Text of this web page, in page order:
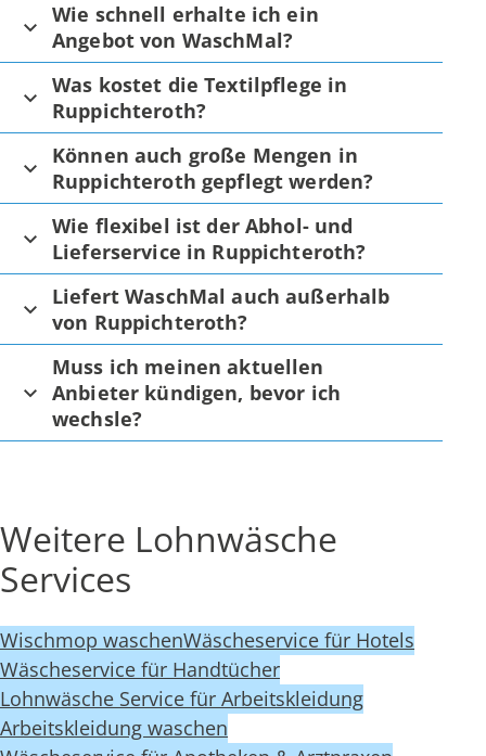
Wie schnell erhalte ich ein
Angebot von WaschMal?
Was kostet die Textilpflege in
Ruppichteroth?
Können auch große Mengen in
Ruppichteroth gepflegt werden?
Wie flexibel ist der Abhol- und
Lieferservice in Ruppichteroth?
Liefert WaschMal auch außerhalb
von Ruppichteroth?
Muss ich meinen aktuellen
Anbieter kündigen, bevor ich
wechsle?
Weitere Lohnwäsche
Services
Wischmop waschenWäscheservice für Hotels
Wäscheservice für Handtücher
Lohnwäsche Service für Arbeitskleidung
Arbeitskleidung waschen